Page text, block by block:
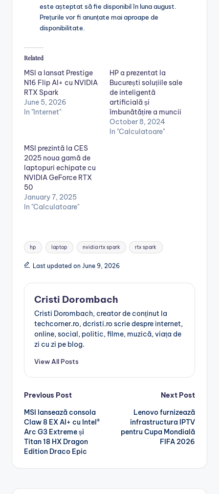
este așteptat să fie disponibil în luna august.
Prețurile vor fi anunțate mai aproape de
disponibilitate.
Related
MSI a lansat Prestige
N16 Flip AI+ cu NVIDIA
RTX Spark
June 5, 2026
In "Internet"
HP a prezentat la
București soluțiile sale
de inteligentă
artificială și
îmbunătățire a muncii
October 8, 2024
In "Calculatoare"
MSI prezintă la CES
2025 noua gamă de
laptopuri echipate cu
NVIDIA GeForce RTX
50
January 7, 2025
In "Calculatoare"
Tags:
hp laptop nvidia rtx spark rtx spark
Last updated on June 9, 2026
Cristi Dorombach
Cristi Dorombach, creator de conținut la
techcorner.ro, dcristi.ro scrie despre internet,
online, social, politic, filme, muzică, viața de
zi cu zi pe blog.
View All Posts
Post
navigation
Previous Post
MSI lansează consola
Claw 8 EX AI+ cu Intel®
Arc G3 Extreme și
Titan 18 HX Dragon
Edition Draco Epic
Next Post
Lenovo furnizează
infrastructura IPTV
pentru Cupa Mondială
FIFA 2026